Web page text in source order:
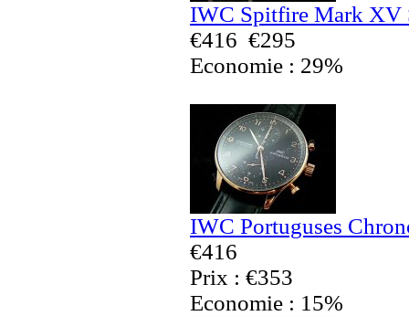
IWC Spitfire Mark XV
€416 €295
Economie : 29%
IWC Portuguses
€416
Prix : €353
Economie : 15%